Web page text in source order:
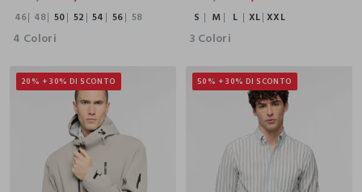
46 48 50 52 54 56 58
4 Colori
S M L XL XXL
3 Colori
20% + 30% DI SCONTO 50% + 30% DI SCONTO